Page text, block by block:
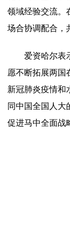
领域经验交流。
场合协调配合，
爱资哈尔表
愿不断拓展两国
新冠肺炎疫情和
同中国全国人大
促进马中全面战